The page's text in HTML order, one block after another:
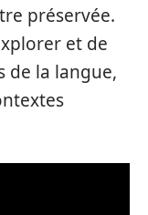
préservée.
et de
de la langue,